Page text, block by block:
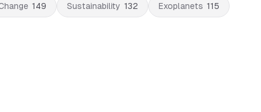
149 Sustainability 132 Exoplanets 115